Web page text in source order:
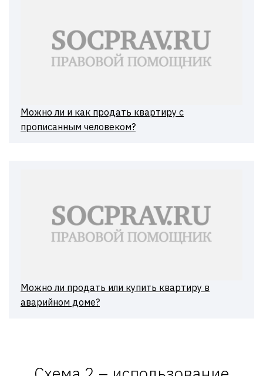
Можно ли и как продать квартиру с
прописанным человеком?
Можно ли продать или купить квартиру в
аварийном доме?